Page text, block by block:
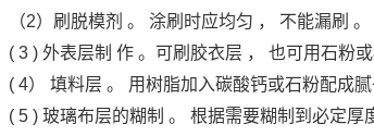
（2）刷脱模剂 。 涂刷时应均匀 ， 不能漏刷
( 3 ) 外表层制 作 。可刷胶衣层 ， 也可用石粉
( 4） 填料层 。 用树脂加入碳酸钙或石粉配成
( 5 ) 玻璃布层的糊制 。 根据需要糊制到必定厚